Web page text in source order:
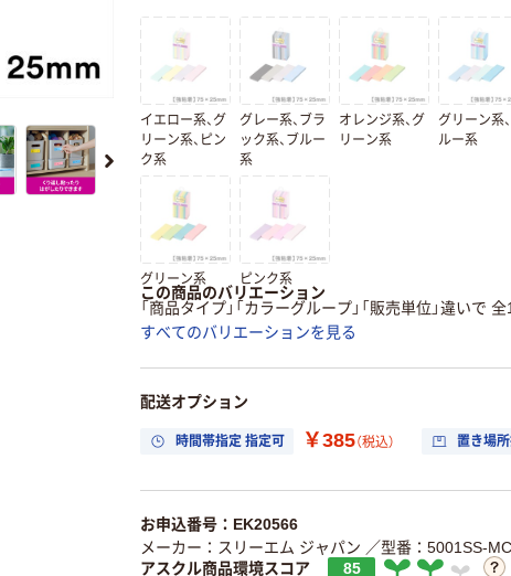
イエロー系、グ
リーン系、ピン
ク系
グレー系、ブラ
ック系、ブルー
系
オレンジ系、グ
リーン系
グリーン系
ルー系
グリーン系 ピンク系
この商品のバリエーション
「商品タイプ」「カラーグループ」「販売単位」違いで
すべてのバリエーションを見る
配送オプション
時間帯指定 指定可 ￥385（税込） 置き場
お申込番号：EK20566
メーカー：スリーエム ジャパン ／型番：5001SS-
アスクル商品環境スコア
85